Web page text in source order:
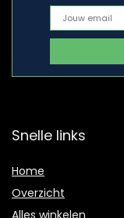
Snelle links
Home
Overzicht
Alles winkelen